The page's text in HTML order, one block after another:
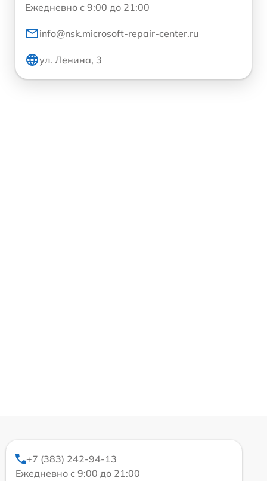
Ежедневно с 9:00 до 21:00
info@nsk.microsoft-repair-center.ru
ул. Ленина, 3
+7 (383) 242-94-13
Ежедневно с 9:00 до 21:00